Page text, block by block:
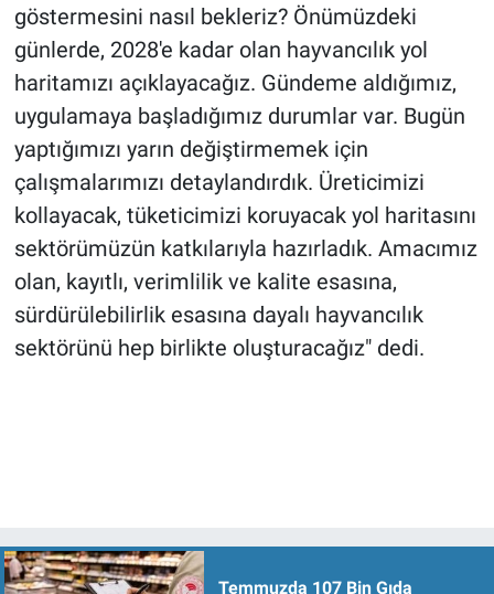
göstermesini nasıl bekleriz? Önümüzdeki
günlerde, 2028'e kadar olan hayvancılık yol
haritamızı açıklayacağız. Gündeme aldığımız,
uygulamaya başladığımız durumlar var. Bugün
yaptığımızı yarın değiştirmemek için
çalışmalarımızı detaylandırdık. Üreticimizi
kollayacak, tüketicimizi koruyacak yol haritasını
sektörümüzün katkılarıyla hazırladık. Amacımız
olan, kayıtlı, verimlilik ve kalite esasına,
sürdürülebilirlik esasına dayalı hayvancılık
sektörünü hep birlikte oluşturacağız" dedi.
Temmuzda 107 Bin Gıda